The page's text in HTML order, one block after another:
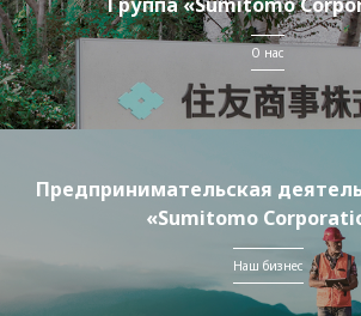
О нас
Предпринимательская
«Sumitomo
Наш бизнес